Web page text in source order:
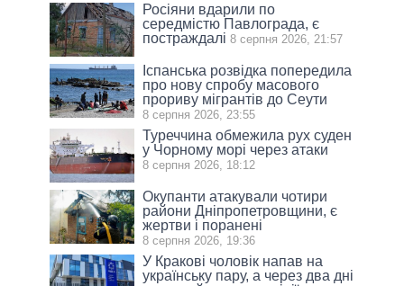
Росіяни вдарили по
середмістю Павлограда, є
постраждалі 8 серпня 2026, 21:57
Іспанська розвідка попередила
про нову спробу масового
прориву мігрантів до Сеути
8 серпня 2026, 23:55
Туреччина обмежила рух суден
у Чорному морі через атаки
8 серпня 2026, 18:12
Окупанти атакували чотири
райони Дніпропетровщини, є
жертви і поранені
8 серпня 2026, 19:36
У Кракові чоловік напав на
українську пару, а через два дні